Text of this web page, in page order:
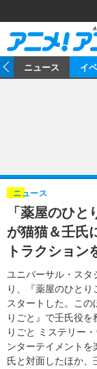
ゲーム
イベント
海外イベン
俳優・タレ
ビジネス
アニメ
書評
ゲーム
動画
アニメ
アニメ！アニメ
連載・コラム
ニュース イ
「薬屋のひ
が猫猫＆壬氏
トラクション
ユニバーサル・スタ
り、『薬屋のひと
スタートした。この
りごと』で壬氏役
りごと ミステリー
ンターテイメント
氏と対面したほか
ニュース